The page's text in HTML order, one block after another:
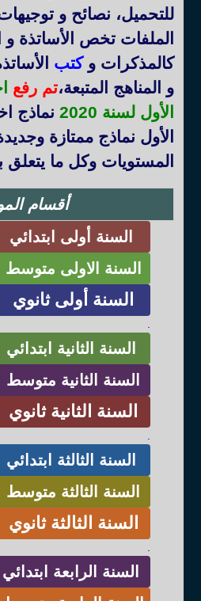
للتحميل، نصائح و
الملفات تخص الأساتذة و
كالمذكرات وكتب
و المناهج المتبعة،تم رفع
الأول لسنة 2020
نماذج
الأول نماذج ممتازة
المستويات وكل ما يتعلق
أقسام
السنة أولى ابتدائي
السنة الاولى متوسط
السنة أولى ثانوي
السنة الثانية ابتدائي
السنة الثانية متوسط
السنة الثانية ثانوي
السنة الثالثة ابتدائي
السنة الثالثة متوسط
السنة الثالثة ثانوي
السنة الرابعة ابتدائي